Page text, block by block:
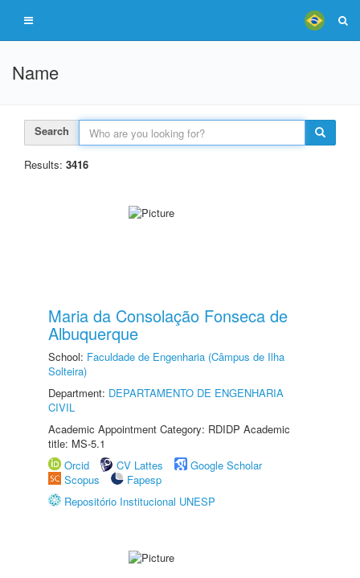
Name
Search
Results: 3416
Maria da Consolação Fonseca de
Albuquerque
School: Faculdade de Engenharia (Câmpus de Ilha
Solteira)
Department: DEPARTAMENTO DE ENGENHARIA
CIVIL
Academic Appointment Category: RDIDP Academic
title: MS-5.1
Orcid
CV Lattes
Google Scholar
Scopus
Fapesp
Repositório Institucional UNESP